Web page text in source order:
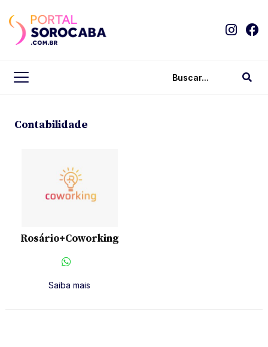
Contabilidade
Rosário+Coworking
Saiba mais